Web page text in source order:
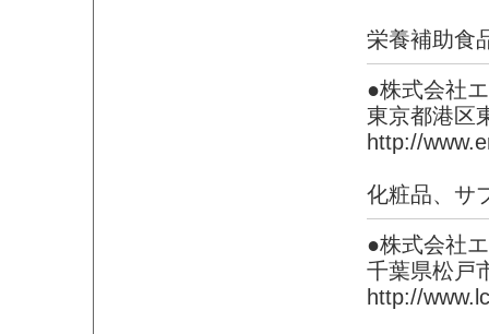
栄養補助食
●株式会社
東京都港区
http://
化粧品、サ
●株式会社
千葉県松戸
http://